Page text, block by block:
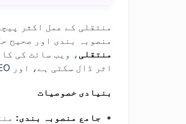
منتقلی کے عمل اکثر
منصوبہ بندی اور صحیح
منتقلی ، ویب سائٹ کی
اثر ڈال سکتی ہے، اور SEO کے درجہ بندوں میں کمی کر سکتی ہے۔
بنیادی خصوصیات
جامع منصوبہ بندی: